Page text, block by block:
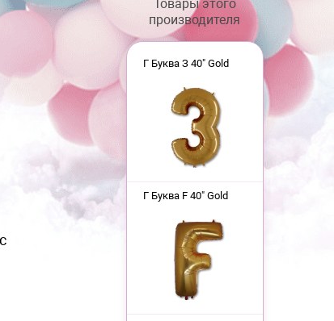
Товары этого
производителя
Г Буква З 40" Gold
Г Буква F 40" Gold